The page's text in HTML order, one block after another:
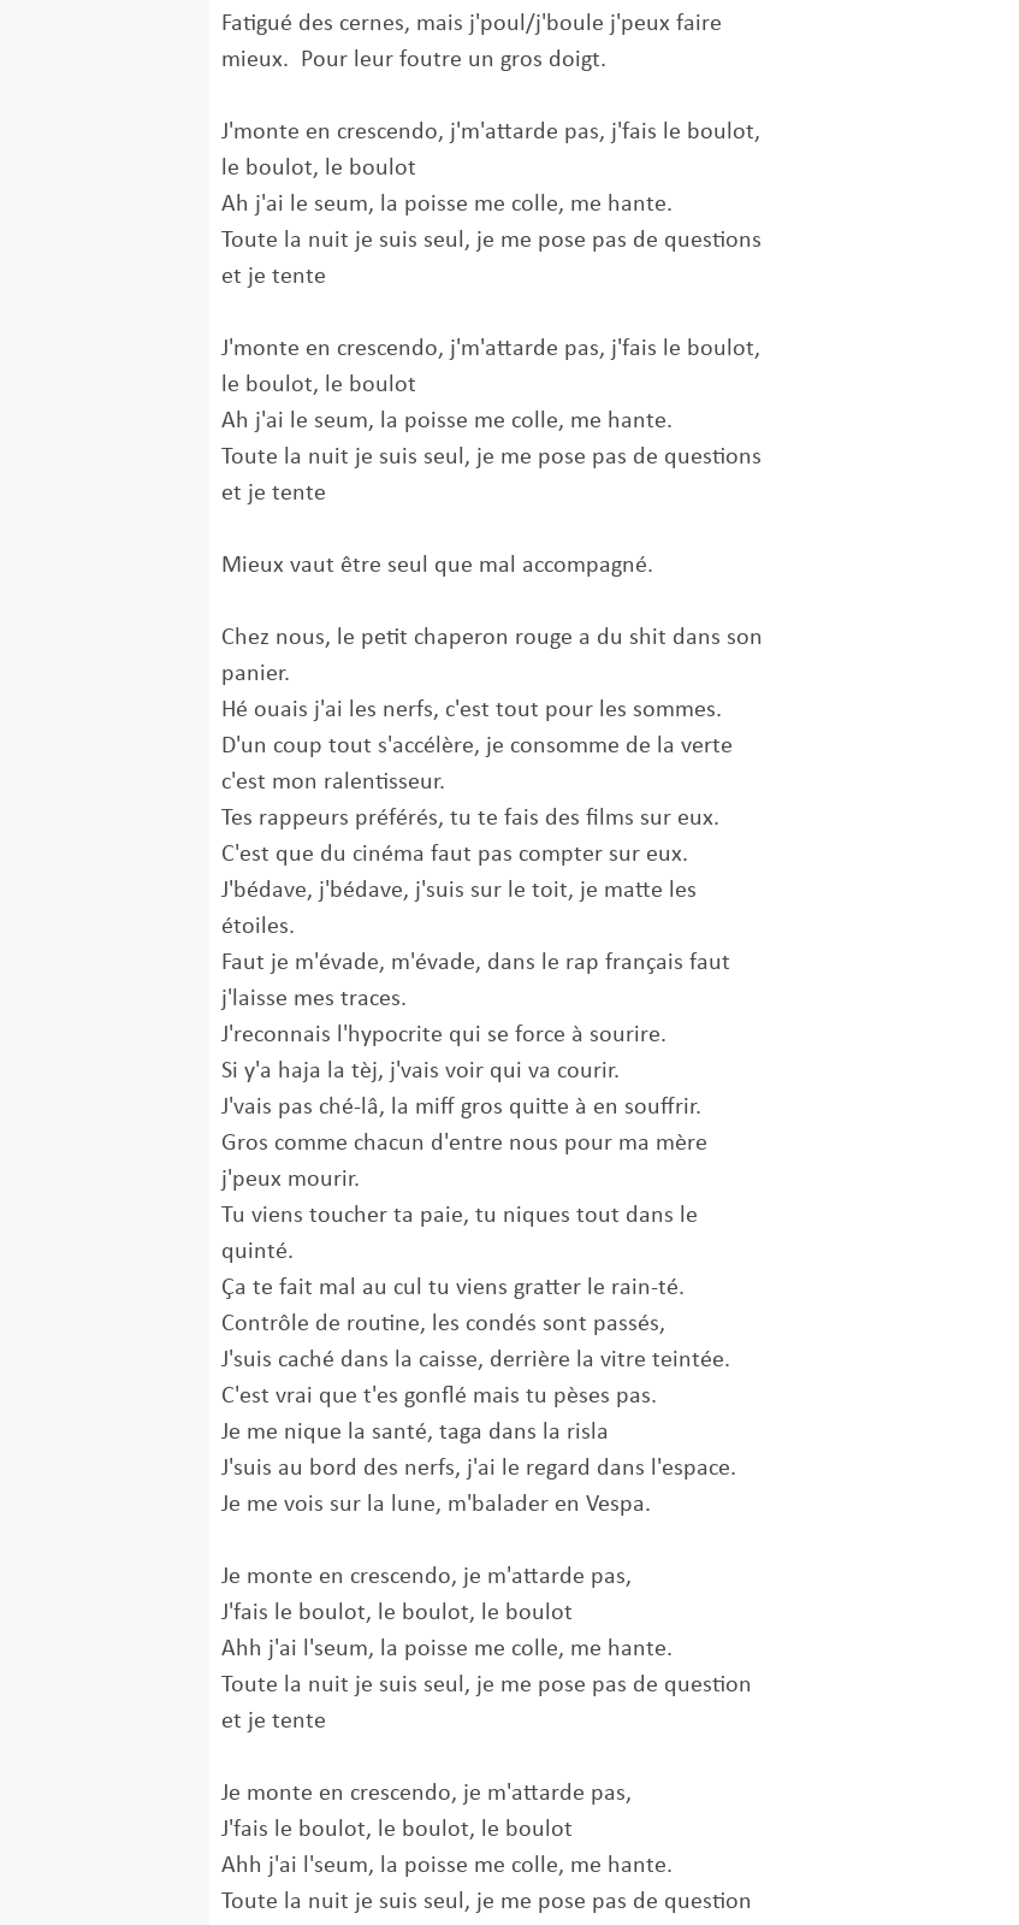
Fatigué des cernes, mais j'poul/j'boule j'peux faire
mieux. Pour leur foutre un gros doigt.
J'monte en crescendo, j'm'attarde pas, j'fais le boulot,
le boulot, le boulot
Ah j'ai le seum, la poisse me colle, me hante.
Toute la nuit je suis seul, je me pose pas de questions
et je tente
J'monte en crescendo, j'm'attarde pas, j'fais le boulot,
le boulot, le boulot
Ah j'ai le seum, la poisse me colle, me hante.
Toute la nuit je suis seul, je me pose pas de questions
et je tente
Mieux vaut être seul que mal accompagné.
Chez nous, le petit chaperon rouge a du shit dans son
panier.
Hé ouais j'ai les nerfs, c'est tout pour les sommes.
D'un coup tout s'accélère, je consomme de la verte
c'est mon ralentisseur.
Tes rappeurs préférés, tu te fais des films sur eux.
C'est que du cinéma faut pas compter sur eux.
J'bédave, j'bédave, j'suis sur le toit, je matte les
étoiles.
Faut je m'évade, m'évade, dans le rap français faut
j'laisse mes traces.
J'reconnais l'hypocrite qui se force à sourire.
Si y'a haja la tèj, j'vais voir qui va courir.
J'vais pas ché-lâ, la miff gros quitte à en souffrir.
Gros comme chacun d'entre nous pour ma mère
j'peux mourir.
Tu viens toucher ta paie, tu niques tout dans le
quinté.
Ça te fait mal au cul tu viens gratter le rain-té.
Contrôle de routine, les condés sont passés,
J'suis caché dans la caisse, derrière la vitre teintée.
C'est vrai que t'es gonflé mais tu pèses pas.
Je me nique la santé, taga dans la risla
J'suis au bord des nerfs, j'ai le regard dans l'espace.
Je me vois sur la lune, m'balader en Vespa.
Je monte en crescendo, je m'attarde pas,
J'fais le boulot, le boulot, le boulot
Ahh j'ai l'seum, la poisse me colle, me hante.
Toute la nuit je suis seul, je me pose pas de question
et je tente
Je monte en crescendo, je m'attarde pas,
J'fais le boulot, le boulot, le boulot
Ahh j'ai l'seum, la poisse me colle, me hante.
Toute la nuit je suis seul, je me pose pas de question